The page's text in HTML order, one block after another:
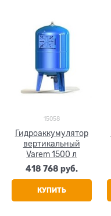
15058
Гидроаккумулятор
вертикальный
Varem 1500 л
418 768 руб.
КУПИТЬ